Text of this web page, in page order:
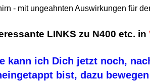
- mit ungeahnten Auswirkungen für
LINKS zu N400 etc. in
kann ich Dich jetzt noch,
bist, dazu